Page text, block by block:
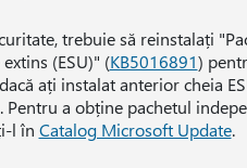
trebuie să reinstalați
(ESU)" (KB5016891)
ați instalat anterior cheia
Pentru a obține pachetul
l în Catalog Microsoft Update.